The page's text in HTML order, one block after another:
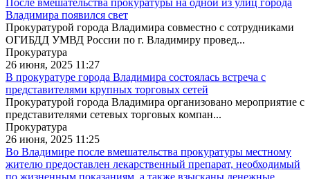
Владимира появился свет
Прокуратурой города Владимира совместно с сотрудниками
ОГИБДД УМВД России по г. Владимиру провед...
Прокуратура
26 июня, 2025 11:27
В прокуратуре города Владимира состоялась встреча с
представителями крупных торговых сетей
Прокуратурой города Владимира организовано мероприятие с
представителями сетевых торговых компан...
Прокуратура
26 июня, 2025 11:25
Во Владимире после вмешательства прокуратуры местному
жителю предоставлен лекарственный препарат, необходимый
по жизненным показаниям, а также взысканы денежные